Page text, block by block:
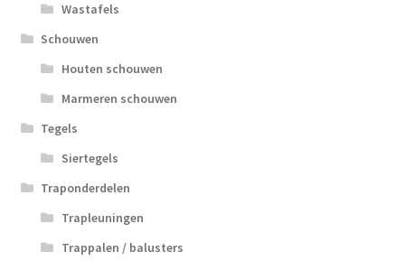
Wastafels
Schouwen
Houten schouwen
Marmeren schouwen
Tegels
Siertegels
Traponderdelen
Trapleuningen
Trappalen / balusters